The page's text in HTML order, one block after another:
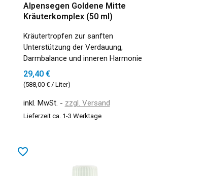
Alpensegen Goldene Mitte
Kräuterkomplex (50 ml)
Kräutertropfen zur sanften
Unterstützung der Verdauung,
Darmbalance und inneren Harmonie
29,40 €
(588,00 € / Liter)
inkl. MwSt. zzgl. Versand
Lieferzeit ca. 1-3 Werktage
favorite_border